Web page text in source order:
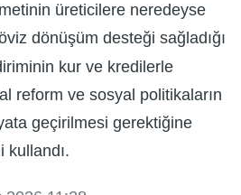
üreticilere neredeyse
dönüşüm desteği sağladığı
kur ve kredilerle
reform ve sosyal politikaların
geçirilmesi gerektiğine
kullandı.